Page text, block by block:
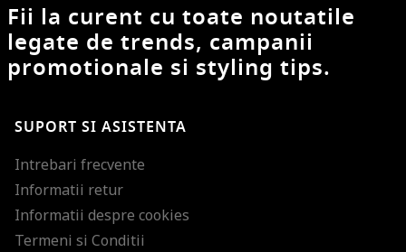
Fii la curent cu toate noutatile
legate de trends, campanii
promotionale si styling tips.
SUPORT SI ASISTENTA
Intrebari frecvente
Informatii retur
Informatii despre cookies
Termeni si Conditii